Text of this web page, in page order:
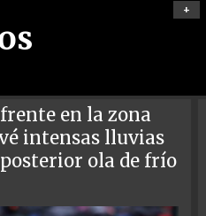
+
en la zona
intensas lluvias
ola de frío